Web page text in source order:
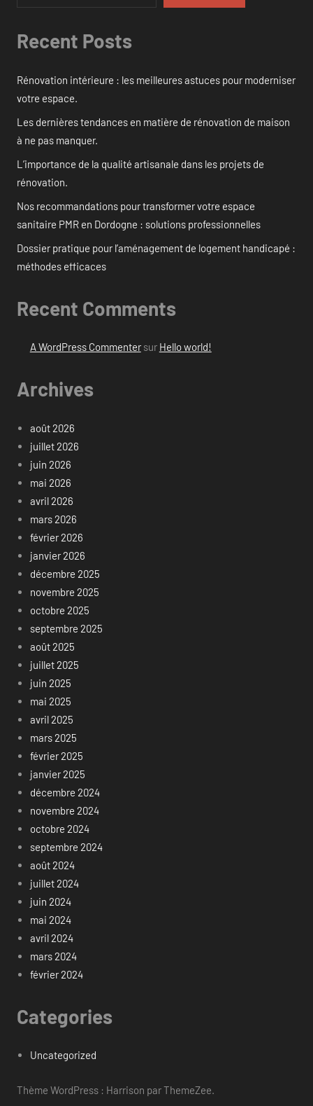
Recent Posts
Rénovation intérieure : les meilleures astuces pour moderniser
votre espace.
Les dernières tendances en matière de rénovation de maison
à ne pas manquer.
L’importance de la qualité artisanale dans les projets de
rénovation.
Nos recommandations pour transformer votre espace
sanitaire PMR en Dordogne : solutions professionnelles
Dossier pratique pour l’aménagement de logement handicapé :
méthodes efficaces
Recent Comments
A WordPress Commentersur Hello world!
Archives
août 2026
juillet 2026
juin 2026
mai 2026
avril 2026
mars 2026
février 2026
janvier 2026
décembre 2025
novembre 2025
octobre 2025
septembre 2025
août 2025
juillet 2025
juin 2025
mai 2025
avril 2025
mars 2025
février 2025
janvier 2025
décembre 2024
novembre 2024
octobre 2024
septembre 2024
août 2024
juillet 2024
juin 2024
mai 2024
avril 2024
mars 2024
février 2024
Categories
Uncategorized
Thème WordPress : Harrison par ThemeZee.